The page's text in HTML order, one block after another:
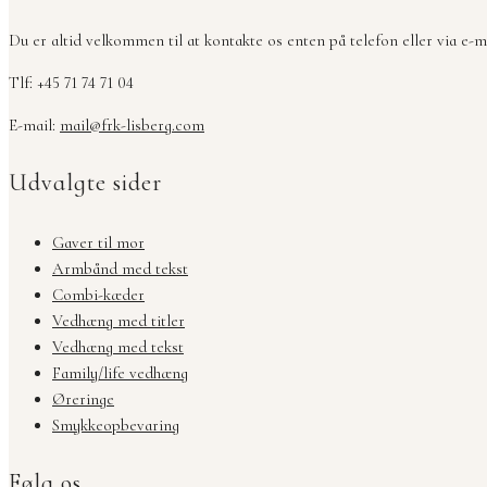
Du er altid velkommen til at kontakte os enten på telefon eller via e-
Tlf: +45 71 74 71 04
E-mail: mail@frk-lisberg.com
Udvalgte sider
Gaver til mor
Armbånd med tekst
Combi-kæder
Vedhæng med titler
Vedhæng med tekst
Family/life vedhæng
Øreringe
Smykkeopbevaring